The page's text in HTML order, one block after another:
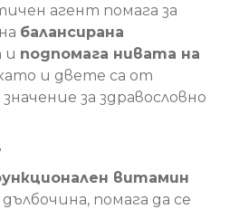
агент помага за
балансирана
и подпомага нивата на
и двете са от
за здравословно
витамин
помага да се